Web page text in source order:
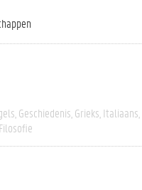
Geschiedenis Grieks Italiaans